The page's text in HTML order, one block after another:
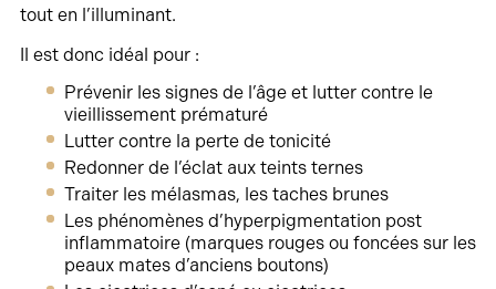
tout en l’illuminant.
Il est donc idéal pour :
Prévenir les signes de l’âge et lutter contre le
vieillissement prématuré
Lutter contre la perte de tonicité
Redonner de l’éclat aux teints ternes
Traiter les mélasmas, les taches brunes
Les phénomènes d’hyperpigmentation post
inflammatoire (marques rouges ou foncées sur les
peaux mates d’anciens boutons)